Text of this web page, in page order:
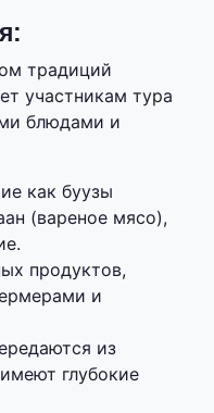
традиций
участникам тура
блюдами и
как буузы
(вареное мясо),
продуктов,
и
из
глубокие